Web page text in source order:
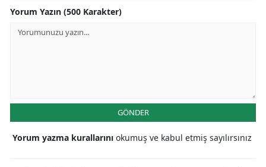
Yorum Yazın (500 Karakter)
GÖNDER
Yorum yazma kurallarını okumuş ve kabul etmiş sayılırsınız